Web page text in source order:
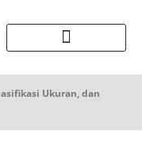
Ukuran, dan